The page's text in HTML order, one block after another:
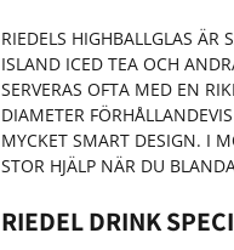
RIEDELS HIGHBALLGLAS ÄR
ISLAND ICED TEA OCH
SERVERAS OFTA MED EN
DIAMETER
MYCKET SMART DESIGN. I
STOR HJÄLP NÄR DU
RIEDEL DRINK